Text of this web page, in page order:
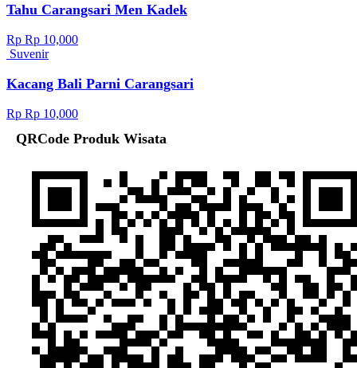
Tahu Carangsari Men Kadek
Rp Rp 10,000
Suvenir
Kacang Bali Parni Carangsari
Rp Rp 10,000
QRCode Produk Wisata